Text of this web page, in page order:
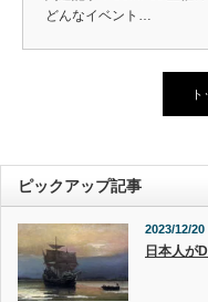
どんなイベント…
ピックアップ記事
2023/12/20
日本人が